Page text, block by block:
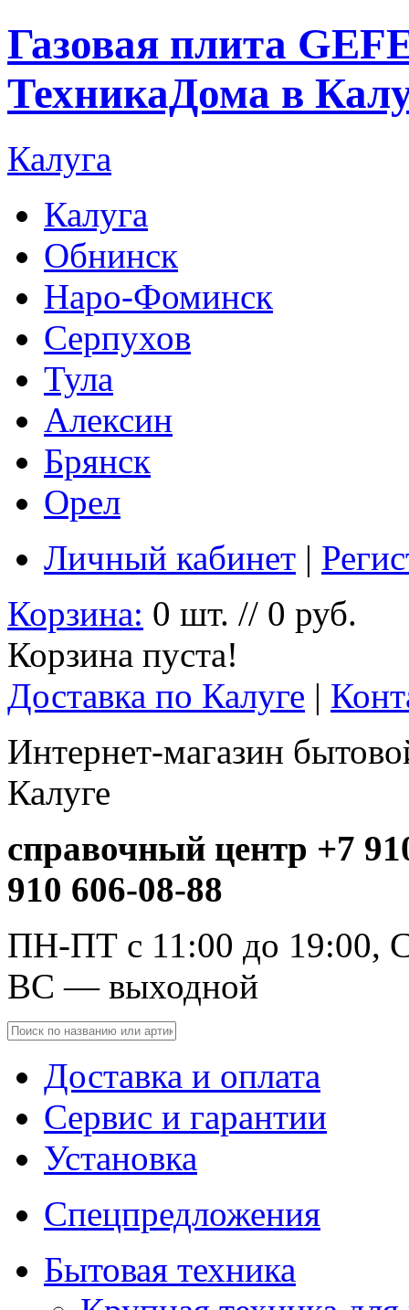
Газовая плита
ТехникаДома в
Калуга
Калуга
Обнинск
Наро-Фоминск
Серпухов
Тула
Алексин
Брянск
Орел
Личный кабинет |
Корзина: 0 шт. // 0 руб.
Корзина пуста!
Доставка по Калуге |
Интернет-магазин
Калуге
справочный центр +7
910 606-08-88
ПН-ПТ с 11:00 до 19:00,
ВС — выходной
Доставка и оплата
Сервис и гарантии
Установка
Спецпредложения
Бытовая техника